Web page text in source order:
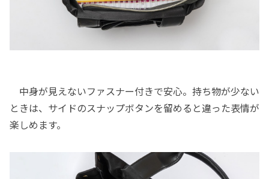
中身が見えないファスナー付きで安心。持ち物が少ない
ときは、サイドのスナップボタンを留めると違った表情が
楽しめます。